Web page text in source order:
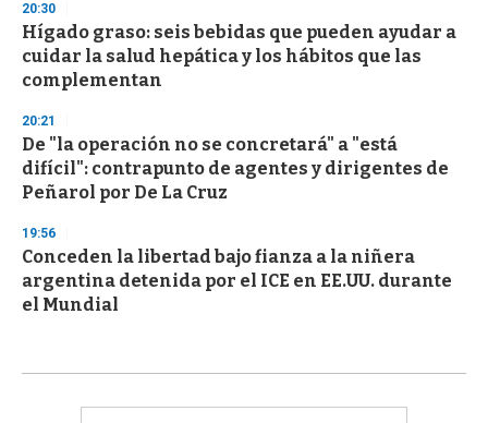
20:30
Hígado graso: seis bebidas que pueden ayudar a
cuidar la salud hepática y los hábitos que las
complementan
20:21
De "la operación no se concretará" a "está
difícil": contrapunto de agentes y dirigentes de
Peñarol por De La Cruz
19:56
Conceden la libertad bajo fianza a la niñera
argentina detenida por el ICE en EE.UU. durante
el Mundial